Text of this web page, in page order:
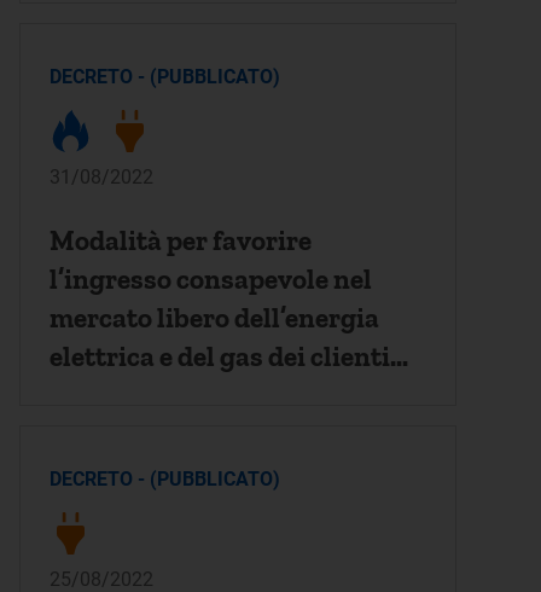
resilienza (PNRR).
DECRETO - (PUBBLICATO)
31/08/2022
Modalità per favorire
l’ingresso consapevole nel
mercato libero dell’energia
elettrica e del gas dei clienti
per il superamento del regime
dei prezzi regolati per le micro
imprese a decorrere
DECRETO - (PUBBLICATO)
25/08/2022